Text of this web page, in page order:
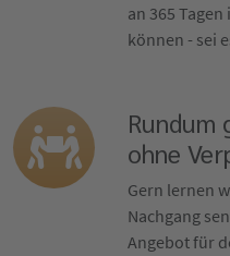
an 365
können - sei
ohne
Gern lernen
Nachgang
Angebot für